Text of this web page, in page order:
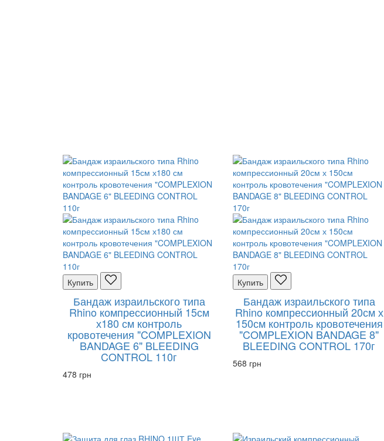
Купить
Бандаж израильского типа
Rhino компрессионный 15см
х180 см контроль
кровотечения "COMPLEXION
BANDAGE 6" BLEEDING
CONTROL 110г
478 грн
Купить
Бандаж израильского типа
Rhino компрессионный 20см х
150см контроль кровотечения
"COMPLEXION BANDAGE 8"
BLEEDING CONTROL 170г
568 грн